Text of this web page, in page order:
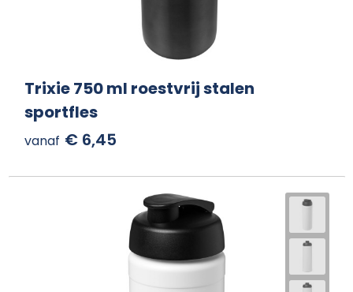
Trixie 750 ml roestvrij stalen
sportfles
vanaf € 6,45